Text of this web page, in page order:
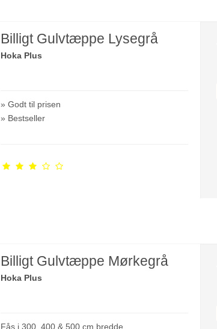
Billigt Gulvtæppe Lysegrå
Hoka Plus
» Godt til prisen
» Bestseller
Billigt Gulvtæppe Mørkegrå
Hoka Plus
Fås i 300, 400 & 500 cm bredde.